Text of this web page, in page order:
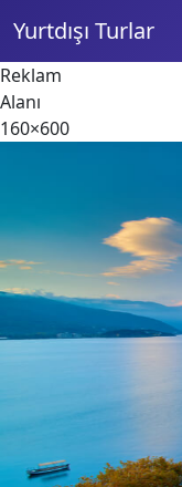
Yurtdışı Turlar
Reklam
Alanı
160×600